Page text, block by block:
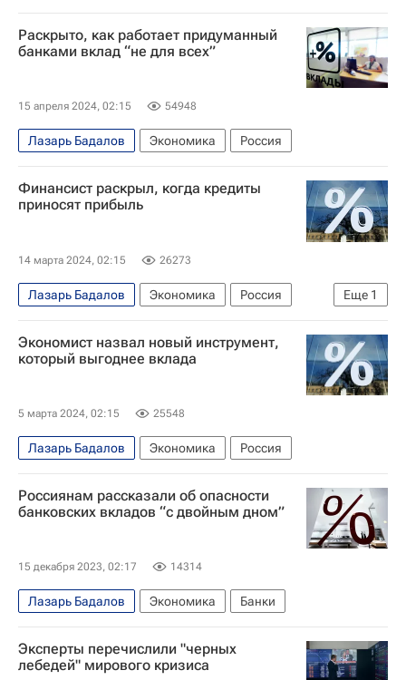
Россия
Москва РУДН Юань
Раскрыто, как работает придуманный
банками вклад “не для всех”
15 апреля 2024, 02:15 54948
Лазарь Бадалов Экономика Россия
Финансист раскрыл, когда кредиты
приносят прибыль
14 марта 2024, 02:15 26273
Еще 1
Лазарь Бадалов Экономика
Россия
Вклады
Экономист назвал новый инструмент,
который выгоднее вклада
5 марта 2024, 02:15 25548
Лазарь Бадалов Экономика Россия
Россиянам рассказали об опасности
банковских вкладов “с двойным дном”
15 декабря 2023, 02:17 14314
Лазарь Бадалов Экономика Банки
Эксперты перечислили "черных
лебедей" мирового кризиса